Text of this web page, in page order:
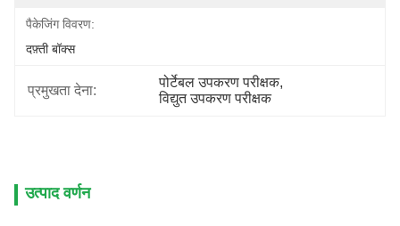
पैकेजिंग विवरण:
दफ़्ती बॉक्स
प्रमुखता देना:
पोर्टेबल उपकरण परीक्षक,
विद्युत उपकरण परीक्षक
उत्पाद वर्णन